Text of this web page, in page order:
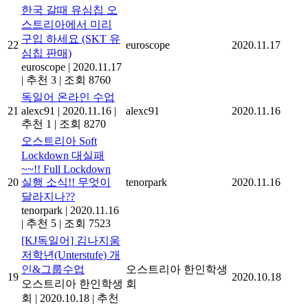
22
한국 갈때 유심칩 오
스트리아에서 미리
구입 하세요 (SKT 유
심칩 판매)
euroscope | 2020.11.17
| 추천 3 | 조회 8760
euroscope 2020.11.17
21
독일어 온라인 수업
alexc91 | 2020.11.16 |
추천 1 | 조회 8270
alexc91 2020.11.16
20
오스트리아 Soft
Lockdown 대실패
~~!! Full Lockdown
실행 소식!! 무엇이
달라지나??
tenorpark | 2020.11.16
| 추천 5 | 조회 7523
tenorpark 2020.11.16
19
[KJ독일어] 김나지움
저학년(Unterstufe) 개
인&그룹수업
오스트리아 한인학생
회 | 2020.10.18 | 추천
오스트리아 한인학생
회
2020.10.18